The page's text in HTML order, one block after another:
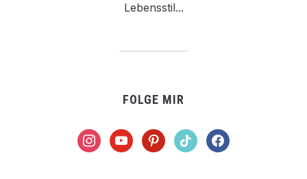
Lebensstil...
FOLGE MIR
instagramyoutubepinteresttiktok facebook